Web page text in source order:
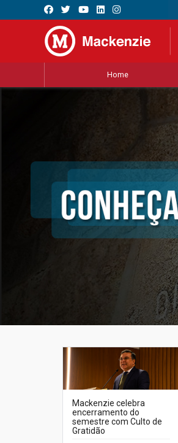
Home
Mackenzie celebra
encerramento do
semestre com Culto de
Gratidão